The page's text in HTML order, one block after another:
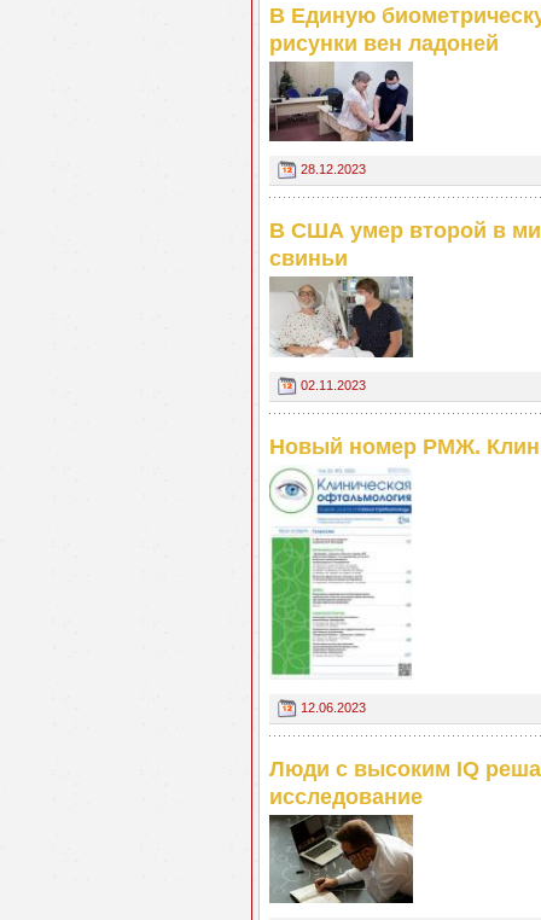
В Единую
рисунки вен ладоней
28.12.2023
В США умер второй в
свиньи
02.11.2023
Новый номер РМЖ.
12.06.2023
Люди с высоким IQ
исследование